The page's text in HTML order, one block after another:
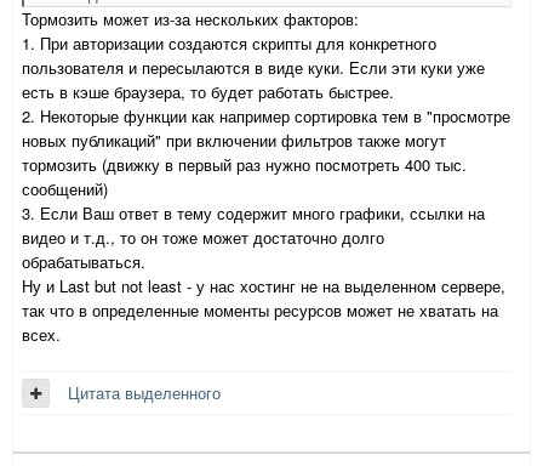
Тормозить может из-за нескольких факторов:
1. При авторизации создаются скрипты для конкретного
пользователя и пересылаются в виде куки. Если эти куки уже
есть в кэше браузера, то будет работать быстрее.
2. Некоторые функции как например сортировка тем в "просмотре
новых публикаций" при включении фильтров также могут
тормозить (движку в первый раз нужно посмотреть 400 тыс.
сообщений)
3. Если Ваш ответ в тему содержит много графики, ссылки на
видео и т.д., то он тоже может достаточно долго
обрабатываться.
Ну и Last but not least - у нас хостинг не на выделенном сервере,
так что в определенные моменты ресурсов может не хватать на
всех.
Цитата выделенного